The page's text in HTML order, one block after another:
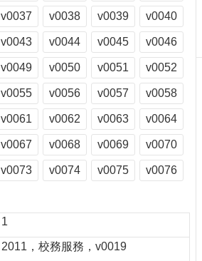
v0037 v0038 v0039 v0040
v0043 v0044 v0045 v0046
v0049 v0050 v0051 v0052
v0055 v0056 v0057 v0058
v0061 v0062 v0063 v0064
v0067 v0068 v0069 v0070
v0073 v0074 v0075 v0076
1
2011，校務服務，v0019